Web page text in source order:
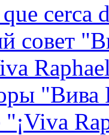
cerca
совет
"Вива